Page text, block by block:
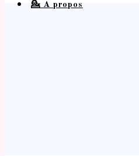
💁 A propos